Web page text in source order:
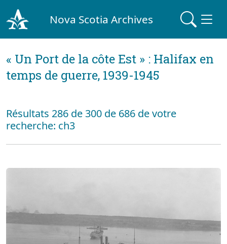
Nova Scotia Archives
« Un Port de la côte Est » : Halifax en
temps de guerre, 1939-1945
Résultats 286 de 300 de 686 de votre
recherche: ch3